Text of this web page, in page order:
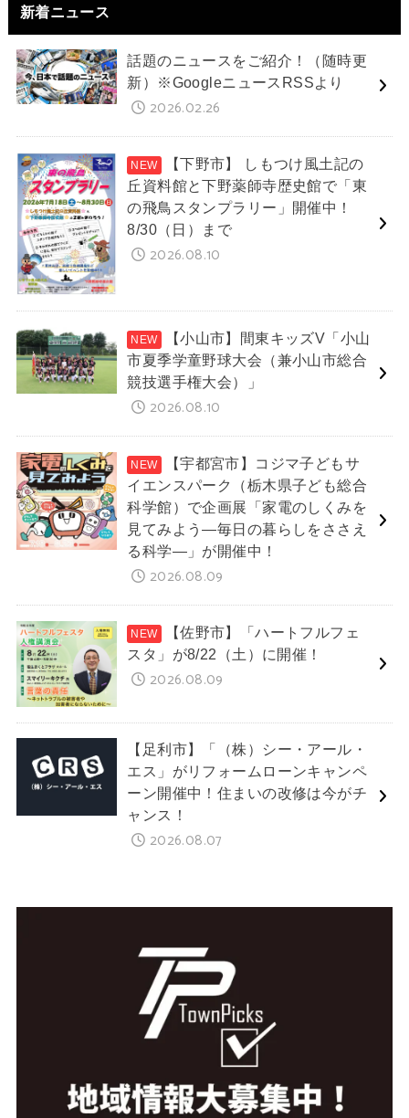
新着ニュース
話題のニュースをご紹介！（随時更
新）※GoogleニュースRSSより
2026.02.26
【下野市】 しもつけ風土記の
丘資料館と下野薬師寺歴史館で「東
の飛鳥スタンプラリー」開催中！
8/30（日）まで
2026.08.10
【小山市】間東キッズV「小山
市夏季学童野球大会（兼小山市総合
競技選手権大会）」
2026.08.10
【宇都宮市】コジマ子どもサ
イエンスパーク（栃木県子ども総合
科学館）で企画展「家電のしくみを
見てみよう―毎日の暮らしをささえ
る科学―」が開催中！
2026.08.09
【佐野市】「ハートフルフェ
スタ」が8/22（土）に開催！
2026.08.09
【足利市】「（株）シー・アール・
エス」がリフォームローンキャンペ
ーン開催中！住まいの改修は今がチ
ャンス！
2026.08.07